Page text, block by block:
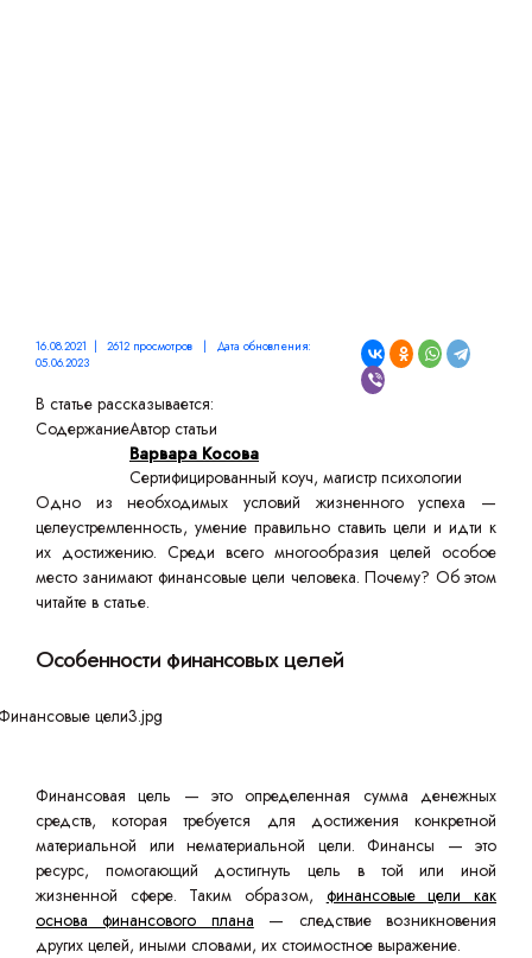
16.08.2021 | 2612 просмотров | Дата обновления:
05.06.2023
В статье рассказывается:
СодержаниеАвтор статьи
Варвара Косова
Сертифицированный коуч, магистр психологии
Одно из необходимых условий жизненного успеха —
целеустремленность, умение правильно ставить цели и идти к
их достижению. Среди всего многообразия целей особое
место занимают финансовые цели человека. Почему? Об этом
читайте в статье.
Особенности финансовых целей
Финансовая цель — это определенная сумма денежных
средств, которая требуется для достижения конкретной
материальной или нематериальной цели. Финансы — это
ресурс, помогающий достигнуть цель в той или иной
жизненной сфере. Таким образом, финансовые цели как
основа финансового плана — следствие возникновения
других целей, иными словами, их стоимостное выражение.